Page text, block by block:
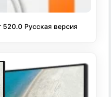
520.0 Русская версия